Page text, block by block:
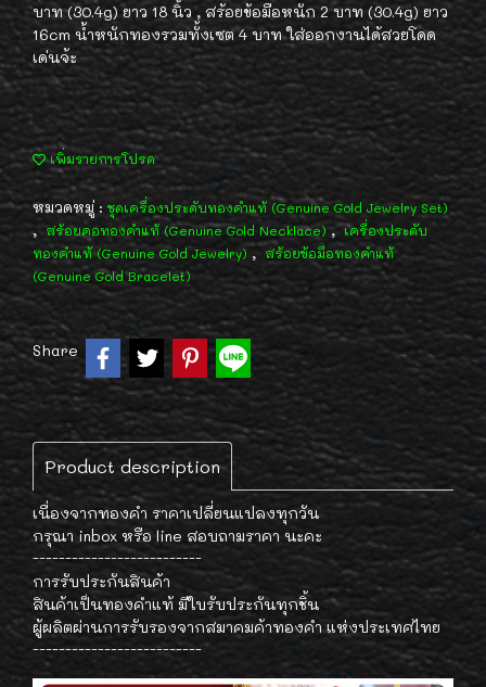
บาท (30.4g) ยาว 18 นิ้ว , สร้อยข้อมือหนัก 2 บาท (30.4g) ยาว
16cm น้ำหนักทองรวมทั้งเซต 4 บาท ใส่ออกงานได้สวยโดด
เด่นจ้ะ
เพิ่มรายการโปรด
หมวดหมู่ : ชุดเครื่องประดับทองคำแท้ (Genuine Gold Jewelry Set)
, สร้อยคอทองคำแท้ (Genuine Gold Necklace) , เครื่องประดับ
ทองคำแท้ (Genuine Gold Jewelry) , สร้อยข้อมือทองคำแท้
(Genuine Gold Bracelet)
Share
Product description
เนื่องจากทองคำ ราคาเปลี่ยนแปลงทุกวัน
กรุณา inbox หรือ line สอบถามราคา นะคะ
--------------------------
การรับประกันสินค้า
สินค้าเป็นทองคำแท้ มีใบรับประกันทุกชิ้น
ผู้ผลิตผ่านการรับรองจากสมาคมค้าทองคำ แห่งประเทศไทย
--------------------------